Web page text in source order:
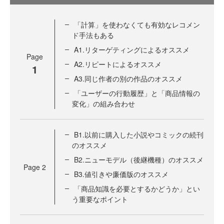
Page
1
「計算」を使わなくても有効なレコメン
ド手法もある
A1.リターゲティングによるオススメ
A2.リピートによるオススメ
A3.同じ作者の別の作品のオススメ
「ユーザーの行動履歴」と「商品情報の
変化」の組み合わせ
Page 2
B1.以前に購入した小説やコミックの続刊
のオススメ
B2.ニューモデル（後継機種）のオススメ
B3.値引きや廉価版のオススメ
「商品知識を必要とするかどうか」とい
う重要なポイント